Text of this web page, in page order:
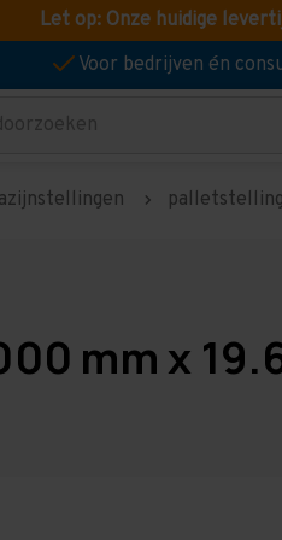
Let op: Onze huidige
Voor bedrijven én
mm x